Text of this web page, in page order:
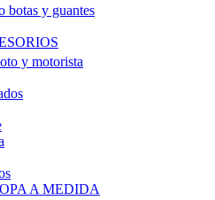
botas y guantes
y motorista
A MEDIDA